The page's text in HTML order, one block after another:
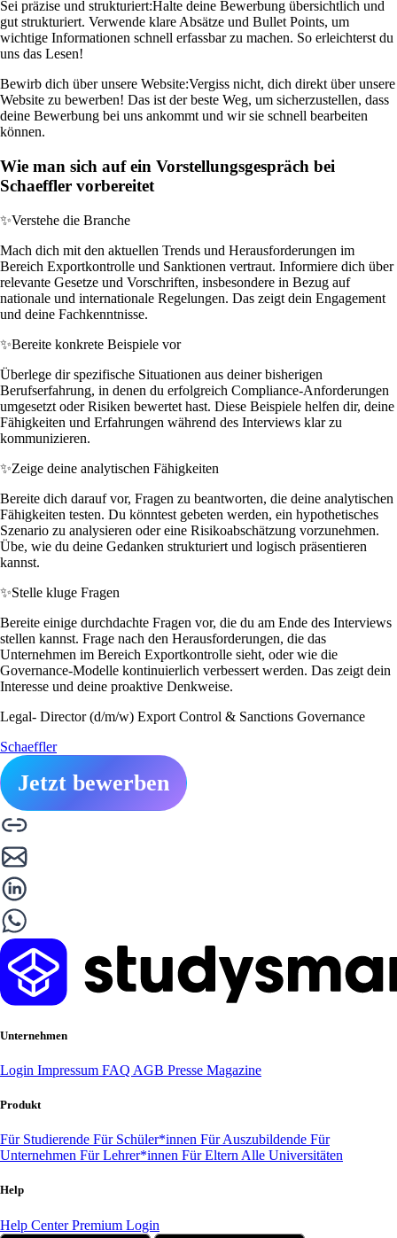
Sei präzise und strukturiert:Halte deine Bewerbung übersichtlich und
gut strukturiert. Verwende klare Absätze und Bullet Points, um
wichtige Informationen schnell erfassbar zu machen. So erleichterst du
uns das Lesen!
Bewirb dich über unsere Website:Vergiss nicht, dich direkt über unsere
Website zu bewerben! Das ist der beste Weg, um sicherzustellen, dass
deine Bewerbung bei uns ankommt und wir sie schnell bearbeiten
können.
Wie man sich auf ein Vorstellungsgespräch bei
Schaeffler vorbereitet
✨Verstehe die Branche
Mach dich mit den aktuellen Trends und Herausforderungen im
Bereich Exportkontrolle und Sanktionen vertraut. Informiere dich über
relevante Gesetze und Vorschriften, insbesondere in Bezug auf
nationale und internationale Regelungen. Das zeigt dein Engagement
und deine Fachkenntnisse.
✨Bereite konkrete Beispiele vor
Überlege dir spezifische Situationen aus deiner bisherigen
Berufserfahrung, in denen du erfolgreich Compliance-Anforderungen
umgesetzt oder Risiken bewertet hast. Diese Beispiele helfen dir, deine
Fähigkeiten und Erfahrungen während des Interviews klar zu
kommunizieren.
✨Zeige deine analytischen Fähigkeiten
Bereite dich darauf vor, Fragen zu beantworten, die deine analytischen
Fähigkeiten testen. Du könntest gebeten werden, ein hypothetisches
Szenario zu analysieren oder eine Risikoabschätzung vorzunehmen.
Übe, wie du deine Gedanken strukturiert und logisch präsentieren
kannst.
✨Stelle kluge Fragen
Bereite einige durchdachte Fragen vor, die du am Ende des Interviews
stellen kannst. Frage nach den Herausforderungen, die das
Unternehmen im Bereich Exportkontrolle sieht, oder wie die
Governance-Modelle kontinuierlich verbessert werden. Das zeigt dein
Interesse und deine proaktive Denkweise.
Legal- Director (d/m/w) Export Control & Sanctions Governance
Schaeffler
Jetzt bewerben
Unternehmen
Login Impressum FAQ AGB Presse Magazine
Produkt
Für Studierende Für Schüler*innen Für Auszubildende Für
Unternehmen Für Lehrer*innen Für Eltern Alle Universitäten
Help
Help CenterPremium Login